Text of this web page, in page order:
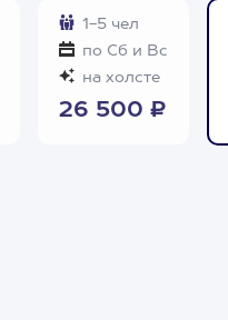
1-5 чел
по Сб и Вс
на холсте
26 500 ₽